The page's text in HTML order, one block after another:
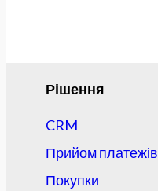
Рішення
CRM
Прийом платежів
Покупки